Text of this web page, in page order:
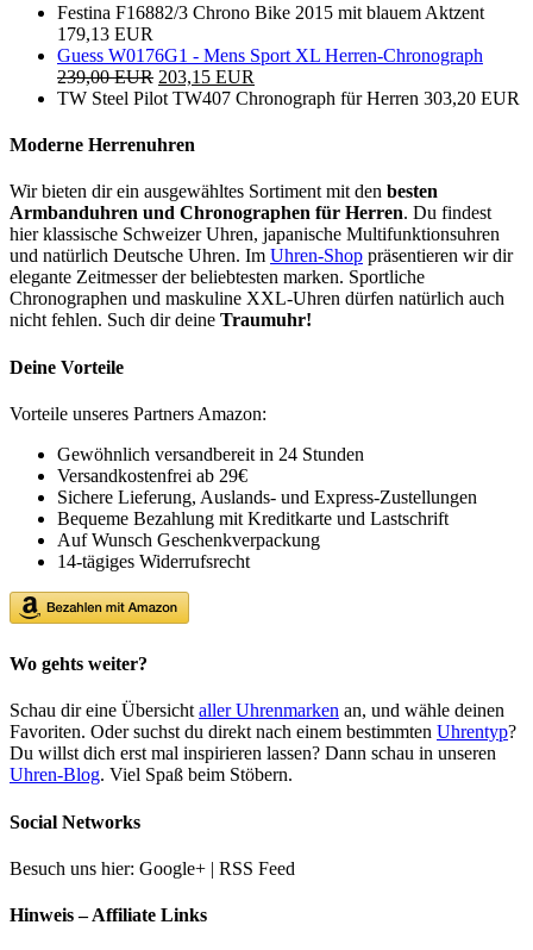
Festina F16882/3 Chrono Bike 2015 mit blauem Aktzent
179,13 EUR
Guess W0176G1 - Mens Sport XL Herren-Chronograph
239,00 EUR 203,15 EUR
TW Steel Pilot TW407 Chronograph für Herren 303,20 EUR
Moderne Herrenuhren
Wir bieten dir ein ausgewähltes Sortiment mit den besten
Armbanduhren und Chronographen für Herren. Du findest
hier klassische Schweizer Uhren, japanische Multifunktionsuhren
und natürlich Deutsche Uhren. Im Uhren-Shop präsentieren wir dir
elegante Zeitmesser der beliebtesten marken. Sportliche
Chronographen und maskuline XXL-Uhren dürfen natürlich auch
nicht fehlen. Such dir deine Traumuhr!
Deine Vorteile
Vorteile unseres Partners Amazon:
Gewöhnlich versandbereit in 24 Stunden
Versandkostenfrei ab 29€
Sichere Lieferung, Auslands- und Express-Zustellungen
Bequeme Bezahlung mit Kreditkarte und Lastschrift
Auf Wunsch Geschenkverpackung
14-tägiges Widerrufsrecht
Wo gehts weiter?
Schau dir eine Übersichtaller Uhrenmarken an, und wähle deinen
Favoriten. Oder suchst du direkt nach einem bestimmten Uhrentyp?
Du willst dich erst mal inspirieren lassen? Dann schau in unseren
Uhren-Blog. Viel Spaß beim Stöbern.
Social Networks
Besuch uns hier: Google+ | RSS Feed
Hinweis – Affiliate Links